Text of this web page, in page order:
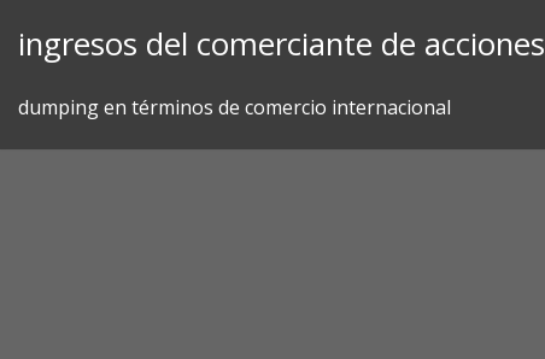
ingresos del comerciante de acciones
dumping en términos de comercio internacional